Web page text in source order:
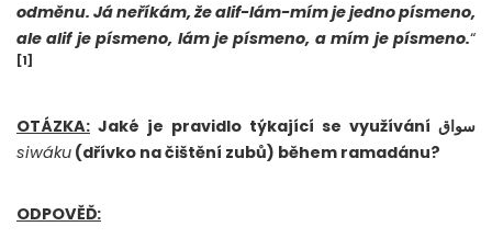
odměnu. Já neříkám, že alif-lám-mím je jedno písmeno,
ale alif je písmeno, lám je písmeno, a mím je písmeno.“
[1]
OTÁZKA:
Jaké je pravidlo týkající se využívání سواق
siwáku (dřívko na čištění zubů) během ramadánu?
ODPOVĚĎ: